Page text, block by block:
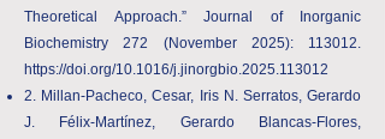
Theoretical Approach.” Journal of Inorganic
Biochemistry 272 (November 2025): 113012.
https://doi.org/10.1016/j.jinorgbio.2025.113012
2. Millan-Pacheco, Cesar, Iris N. Serratos, Gerardo
J. Félix-Martínez, Gerardo Blancas-Flores,